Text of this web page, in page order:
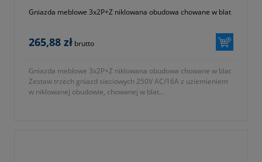
Gniazda meblowe 3x2P+Z niklowana obudowa chowane w blat
265,88 zł brutto
Gniazda meblowe 3x2P+Z niklowana obudowa chowane w blat
Zestaw trzech gniazd sieciowych 250V AC/16A z uziemieniem
w niklowanej obudowie, chowanej w blat...